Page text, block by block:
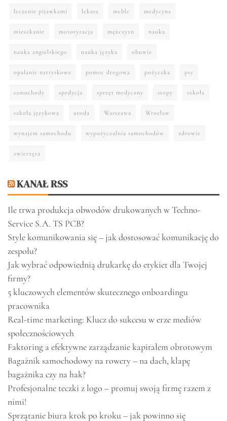
leczenie pijawkami lekarz meble medycyna
mieszkanie motoryzacja mężczyzn nauka
nauka angielskiego nauka języka obuwie
opalanie natryskowe pomoc drogowa pożyczka psy
samochody spedycja sprzęt medyczny stopy szkoła
szkoła językowa uroda Warszawa Wrocław
wynajem samochodu wypożyczalnia samochodów zdrowie
zwierzęta
KANAŁ RSS
Ile trwa produkcja obwodów drukowanych w Techno-
Service S.A. TS PCB?
Style komunikowania się – jak dostosować komunikację do
zespołu?
Jak wybrać odpowiednią drukarkę do etykiet dla Twojej
firmy?
5 kluczowych elementów skutecznego onboardingu
pracownika
Real-time marketing: Klucz do sukcesu w erze mediów
społecznościowych
Faktoring a efektywne zarządzanie kapitałem obrotowym
Bagażnik samochodowy na rowery – na dach, klapę
bagażnika czy na hak?
Profesjonalne teczki z logo – promuj swoją firmę razem z
nimi!
Sprzątanie biura krok po kroku – jak powinno się